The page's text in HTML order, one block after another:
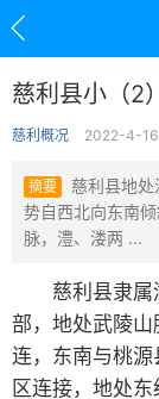
慈利县小（2
慈利概况 2022-4-16
摘要
慈利县地
势自西北向东南
脉，澧、溇两 ...
慈利县隶属湖
部，地处武陵
连，东南与桃
区连接，地处东